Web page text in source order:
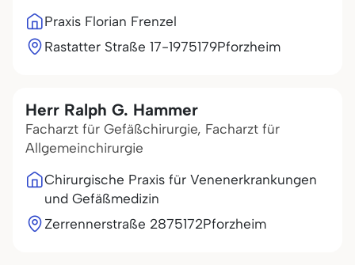
Praxis Florian Frenzel
Rastatter Straße 17-1975179Pforzheim
Herr Ralph G. Hammer
Facharzt für Gefäßchirurgie, Facharzt für
Allgemeinchirurgie
Chirurgische Praxis für Venenerkrankungen
und Gefäßmedizin
Zerrennerstraße 2875172Pforzheim